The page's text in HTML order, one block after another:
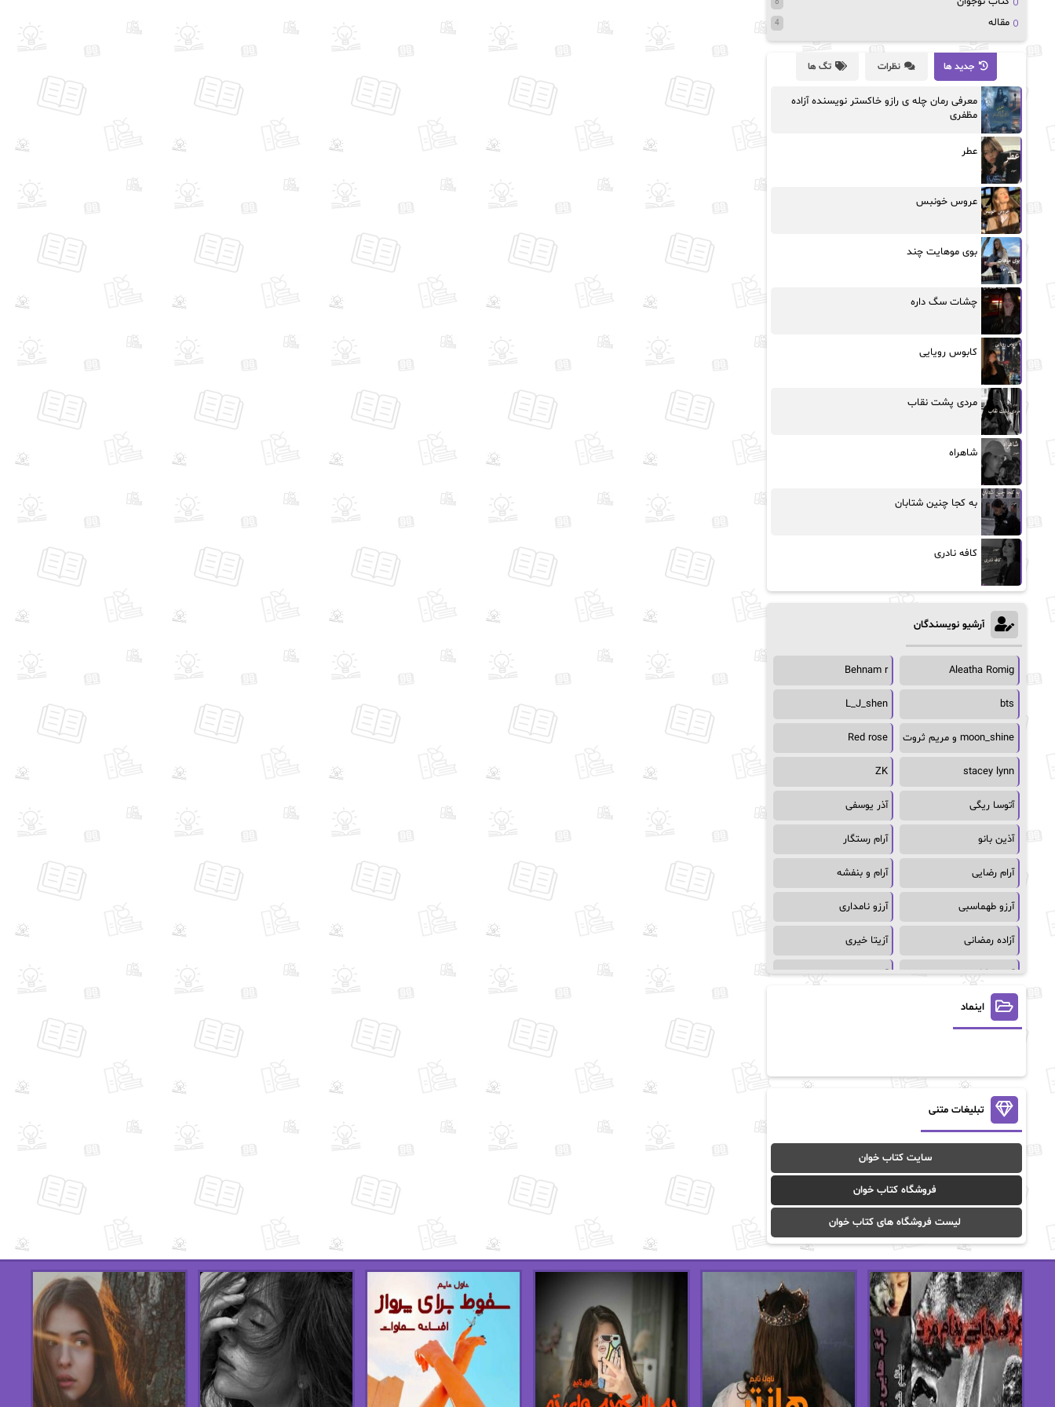
مقاله 4
جدید ها نظرات تگ ها
معرفی رمان چله ی رازو خاکستر نویسنده آزاده
مظفری
عطر
عروس خونبس
بوی موهایت چند
چشات سگ داره
کابوس رویایی
مردی پشت نقاب
شاهراه
به کجا چنین شتابان
کافه نادری
آرشیو نویسندگان
Aleatha Romig
Behnam r
bts
L_J_shen
moon_shine و مریم ثروت Red rose
stacey lynn
ZK
آتوسا ریگی آذر یوسفی
آذین بانو آرام رستگار
آرام رضایی آرام و بنفشه
آرزو طهماسبی آرزو نامداری
آزاده رمضانی آزیتا خیری
آسمان64 آسمان۶۵
آسیه احمدی
آن ماری سلینکو آنا تاد
آنالیا
آوا موسوی آیدا (Aixi)
آیدا باقری آیسان صادقی
ا_اصغر زاده ا_اصغرزاده
اریک مورگنشترن از نیلوفر لاری
استفانی مهیر استل مسکم
اسما کافی اصغر زاده
افسانه سماوات اکرم محمدی
ال جی اسمیت الف صاد
اینماد
تبلیغات متنی
سایت کتاب خوان
فروشگاه کتاب خوان
لیست فروشگاه های کتاب خوان